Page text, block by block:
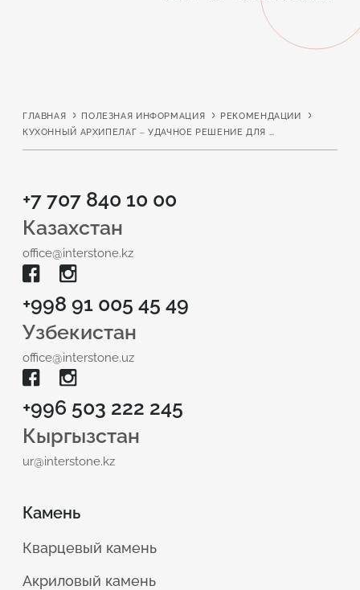
ГЛАВНАЯ ПОЛЕЗНАЯ ИНФОРМАЦИЯ
РЕКОМЕНДАЦИИ
+7 707 840 10 00
Казахстан
office@interstone.kz
+998 91 005 45 49
Узбекистан
office@interstone.uz
+996 503 222 245
Кыргызстан
ur@interstone.kz
Камень
Кварцевый камень
Акриловый камень